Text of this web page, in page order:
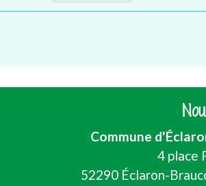
Commune
4 place
52290 Éclaron-